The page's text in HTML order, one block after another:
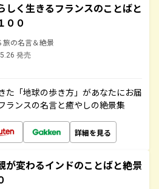
しく生きるフランスのことばと
００
旅の名言＆絶景
発売
た「地球の歩き方」があなたにお届
ランスの名言と癒やしの絶景集
詳細を見る
が変わるインドのことばと絶景